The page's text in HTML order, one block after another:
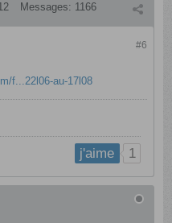
Messages: 1166
#6
f...22l06-au-17l08
j'aime 1